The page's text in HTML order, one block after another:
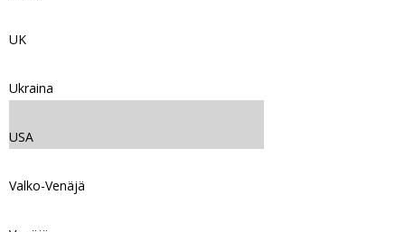
UK
Ukraina
USA
Valko-Venäjä